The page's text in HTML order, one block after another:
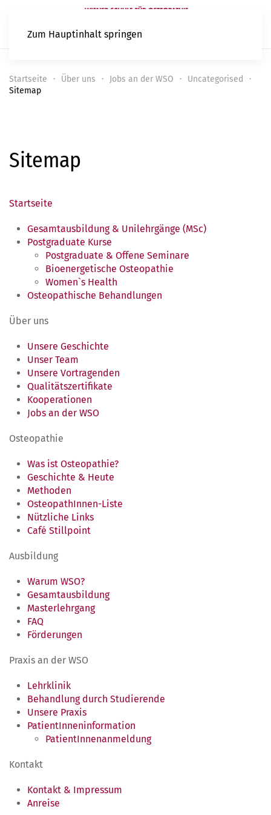
Zum Hauptinhalt springen
Startseite Über uns Jobs an der WSO
Uncategorised
Sitemap
Sitemap
Startseite
Gesamtausbildung & Unilehrgänge (MSc)
Postgraduate Kurse
Postgraduate & Offene Seminare
Bioenergetische Osteopathie
Women`s Health
Osteopathische Behandlungen
Über uns
Unsere Geschichte
Unser Team
Unsere Vortragenden
Qualitätszertifikate
Kooperationen
Jobs an der WSO
Osteopathie
Was ist Osteopathie?
Geschichte & Heute
Methoden
OsteopathInnen-Liste
Nützliche Links
Café Stillpoint
Ausbildung
Warum WSO?
Gesamtausbildung
Masterlehrgang
FAQ
Förderungen
Praxis an der WSO
Lehrklinik
Behandlung durch Studierende
Unsere Praxis
PatientInneninformation
PatientInnenanmeldung
Kontakt
Kontakt & Impressum
Anreise